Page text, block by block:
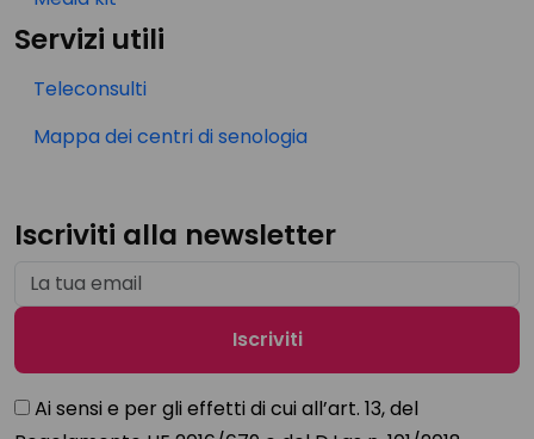
Servizi utili
Teleconsulti
Mappa dei centri di senologia
Iscriviti alla newsletter
Ai sensi e per gli effetti di cui all’art. 13, del